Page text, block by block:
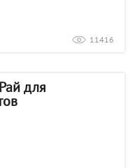
11416
для